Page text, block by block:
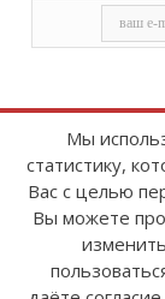
Мы
статистику,
Вас с целью
Вы можете